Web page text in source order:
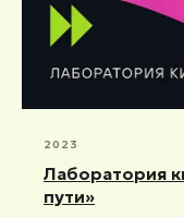
2023
Лаборатория
пути»